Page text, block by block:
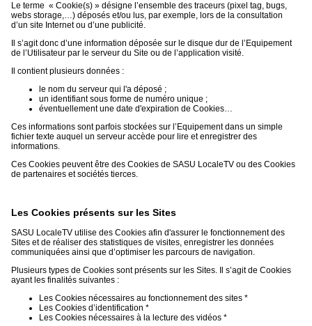
Le terme « Cookie(s) » désigne l’ensemble des traceurs (pixel tag, bugs,
webs storage,…) déposés et/ou lus, par exemple, lors de la consultation
d’un site Internet ou d’une publicité.
Il s’agit donc d’une information déposée sur le disque dur de l’Equipement
de l’Utilisateur par le serveur du Site ou de l’application visité.
Il contient plusieurs données :
le nom du serveur qui l'a déposé ;
un identifiant sous forme de numéro unique ;
éventuellement une date d'expiration de Cookies…
Ces informations sont parfois stockées sur l’Equipement dans un simple
fichier texte auquel un serveur accède pour lire et enregistrer des
informations.
Ces Cookies peuvent être des Cookies de SASU LocaleTV ou des Cookies
de partenaires et sociétés tierces.
Les Cookies présents sur les Sites
SASU LocaleTV utilise des Cookies afin d'assurer le fonctionnement des
Sites et de réaliser des statistiques de visites, enregistrer les données
communiquées ainsi que d’optimiser les parcours de navigation.
Plusieurs types de Cookies sont présents sur les Sites. Il s’agit de Cookies
ayant les finalités suivantes :
Les Cookies nécessaires au fonctionnement des sites *
Les Cookies d’identification *
Les Cookies nécessaires à la lecture des vidéos *